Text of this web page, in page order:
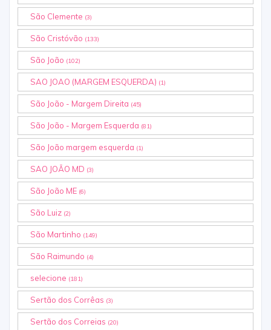
São Clemente (3)
São Cristóvão (133)
São João (102)
SAO JOAO (MARGEM ESQUERDA) (1)
São João - Margem Direita (45)
São João - Margem Esquerda (81)
São João margem esquerda (1)
SAO JOÃO MD (3)
São João ME (6)
São Luiz (2)
São Martinho (149)
São Raimundo (4)
selecione (181)
Sertão dos Corrêas (3)
Sertão dos Correias (20)